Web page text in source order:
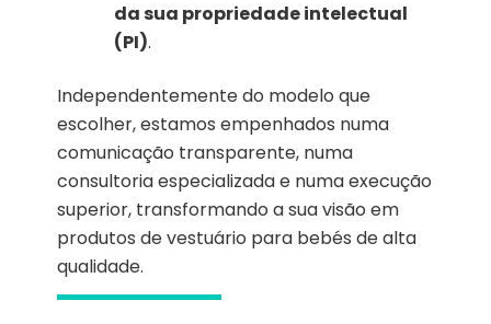
da sua propriedade intelectual
(PI).
Independentemente do modelo que
escolher, estamos empenhados numa
comunicação transparente, numa
consultoria especializada e numa execução
superior, transformando a sua visão em
produtos de vestuário para bebés de alta
qualidade.